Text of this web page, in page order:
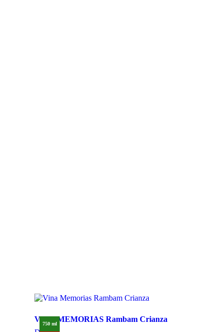
750 ml
VINA MEMORIAS Rambam Crianza